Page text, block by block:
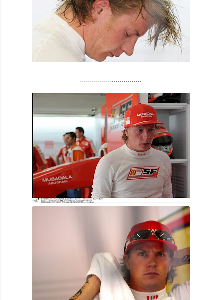
...............................